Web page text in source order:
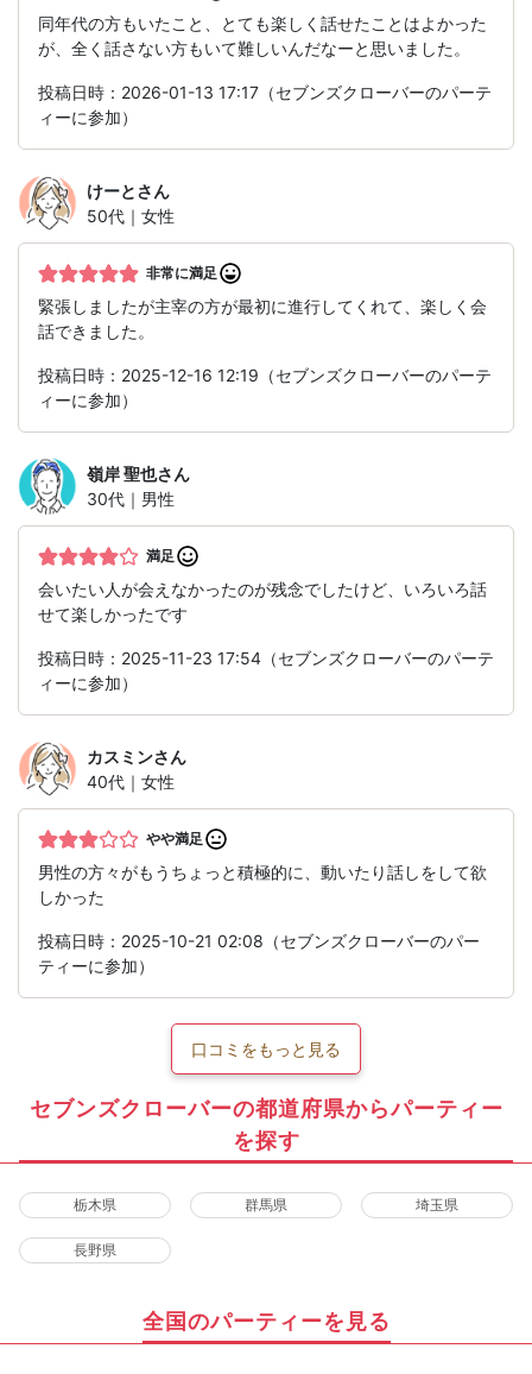
同年代の方もいたこと、とても楽しく話せたことはよかった
が、全く話さない方もいて難しいんだなーと思いました。
投稿日時：2026-01-13 17:17（セブンズクローバーのパーテ
ィーに参加）
けーとさん
50代｜女性
非常に満足
緊張しましたが主宰の方が最初に進行してくれて、楽しく会
話できました。
投稿日時：2025-12-16 12:19（セブンズクローバーのパーテ
ィーに参加）
嶺岸 聖也さん
30代｜男性
満足
会いたい人が会えなかったのが残念でしたけど、いろいろ話
せて楽しかったです
投稿日時：2025-11-23 17:54（セブンズクローバーのパーテ
ィーに参加）
カスミンさん
40代｜女性
やや満足
男性の方々がもうちょっと積極的に、動いたり話しをして欲
しかった
投稿日時：2025-10-21 02:08（セブンズクローバーのパー
ティーに参加）
口コミをもっと見る
セブンズクローバーの都道府県からパーティー
を探す
栃木県 群馬県 埼玉県
長野県
全国のパーティーを見る